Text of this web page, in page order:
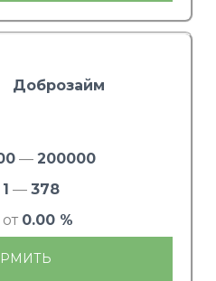
Доброзайм
— 200000
1 — 378
0.00 %